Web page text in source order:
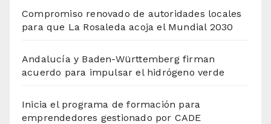
Compromiso renovado de autoridades locales
para que La Rosaleda acoja el Mundial 2030
Andalucía y Baden-Württemberg firman
acuerdo para impulsar el hidrógeno verde
Inicia el programa de formación para
emprendedores gestionado por CADE